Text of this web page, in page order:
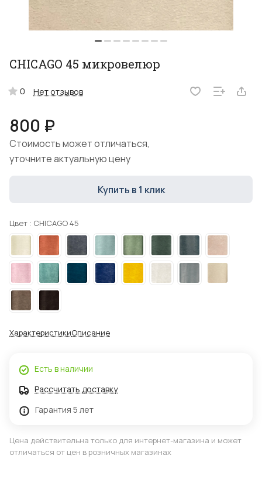
CHICAGO 45 микровелюр
0 Нет отзывов
800 ₽
Стоимость может отличаться,
уточните актуальную цену
Купить в 1 клик
Цвет : CHICAGO 45
ХарактеристикиОписание
Есть в наличии
Рассчитать доставку
Гарантия 5 лет
Цена действительна только для интернет-магазина и может
отличаться от цен в розничных магазинах